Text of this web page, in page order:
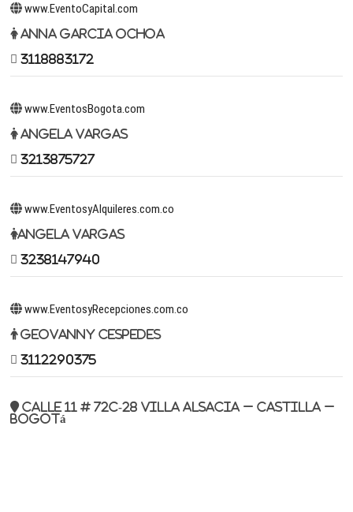
www.EventoCapital.com
Anna Garcia Ochoa
3118883172
www.EventosBogota.com
Angela Vargas
3213875727
www.EventosyAlquileres.com.co
Angela Vargas
3238147940
www.EventosyRecepciones.com.co
Geovanny Cespedes
3112290375
Calle 11 # 72c-28 Villa Alsacia – Castilla –
Bogotá